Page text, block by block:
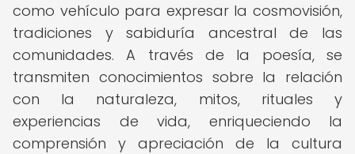
como vehículo para expresar la cosmovisión,
tradiciones y sabiduría ancestral de las
comunidades. A través de la poesía, se
transmiten conocimientos sobre la relación
con la naturaleza, mitos, rituales y
experiencias de vida, enriqueciendo la
comprensión y apreciación de la cultura